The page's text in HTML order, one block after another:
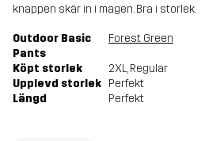
knappen skär in i magen. Bra i storlek.
Outdoor Basic
Pants
Forest Green
Köpt storlek 2XL, Regular
Upplevd storlek Perfekt
Längd
Perfekt